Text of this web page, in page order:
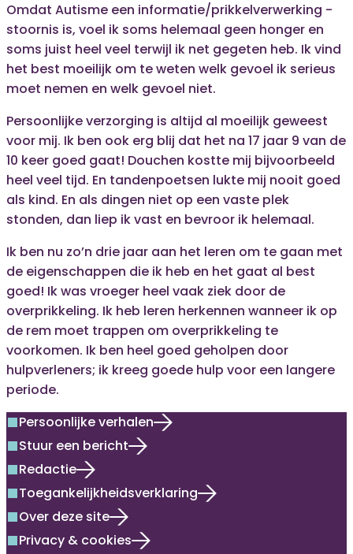
Omdat Autisme een informatie/prikkelverwerking -
stoornis is, voel ik soms helemaal geen honger en
soms juist heel veel terwijl ik net gegeten heb. Ik vind
het best moeilijk om te weten welk gevoel ik serieus
moet nemen en welk gevoel niet.
Persoonlijke verzorging is altijd al moeilijk geweest
voor mij. Ik ben ook erg blij dat het na 17 jaar 9 van de
10 keer goed gaat! Douchen kostte mij bijvoorbeeld
heel veel tijd. En tandenpoetsen lukte mij nooit goed
als kind. En als dingen niet op een vaste plek
stonden, dan liep ik vast en bevroor ik helemaal.
Ik ben nu zo’n drie jaar aan het leren om te gaan met
de eigenschappen die ik heb en het gaat al best
goed! Ik was vroeger heel vaak ziek door de
overprikkeling. Ik heb leren herkennen wanneer ik op
de rem moet trappen om overprikkeling te
voorkomen. Ik ben heel goed geholpen door
hulpverleners; ik kreeg goede hulp voor een langere
periode.
squarePersoonlijke verhalen
squareStuur een bericht
squareRedactie
squareToegankelijkheidsverklaring
squareOver deze site
squarePrivacy & cookies